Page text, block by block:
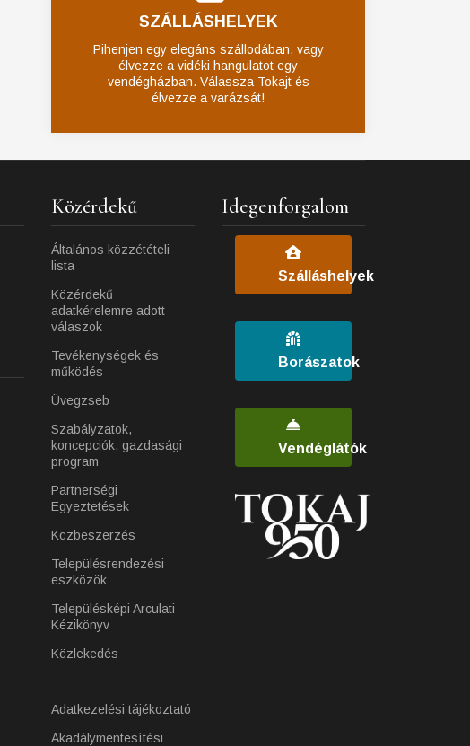
SZÁLLÁSHELYEK
Pihenjen egy elegáns szállodában, vagy
élvezze a vidéki hangulatot egy
vendégházban. Válassza Tokajt és
élvezze a varázsát!
Közérdekű
Általános közzétételi
lista
Közérdekű
adatkérelemre adott
válaszok
Tevékenységek és
működés
Üvegzseb
Szabályzatok,
koncepciók, gazdasági
program
Partnerségi
Egyeztetések
Közbeszerzés
Településrendezési
eszközök
Településképi Arculati
Kézikönyv
Közlekedés
Adatkezelési tájékoztató
Akadálymentesítési
Idegenforgalom
Szálláshelyek
Borászatok
Vendéglátók